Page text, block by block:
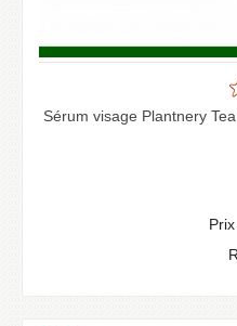
Sérum visage Plantnery